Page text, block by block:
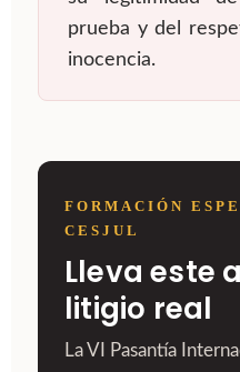
prueba y del
inocencia.
FORMACIÓN
CESJUL
Lleva este
litigio real
La VI Pasantía